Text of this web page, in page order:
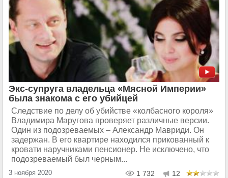
Экс-супруга владельца «Мясной Империи»
была знакома c его убийцей
Следствие по делу об убийстве «колбасного короля»
Владимира Маругова проверяет различные версии.
Один из подозреваемых – Александр Мавриди. Он
задержан. В его квартире находился прикованный к
кровати наручниками пенсионер. Не исключено, что
подозреваемый был черным...
3 ноября 2020 1 732 12